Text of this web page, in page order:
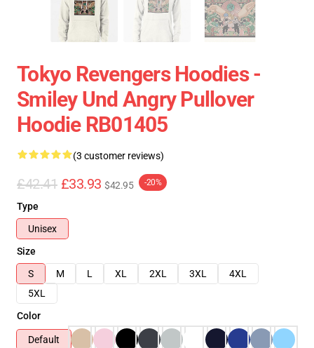
Tokyo Revengers Hoodies -
Smiley Und Angry Pullover
Hoodie RB01405
(3 customer reviews)
£42.41 £33.93 $42.95 -20%
Type
Unisex
Size
S
M L XL 2XL 3XL
4XL
5XL
Color
Default